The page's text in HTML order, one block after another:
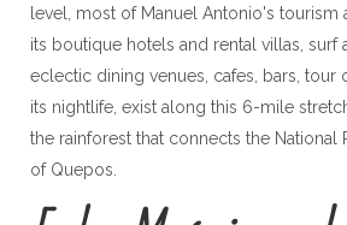
level, most of Manuel Antonio's tourism
its boutique hotels and rental villas, surf
eclectic dining venues, cafes, bars, tour
its nightlife, exist along this 6-mile
the rainforest that connects the National
of Quepos.